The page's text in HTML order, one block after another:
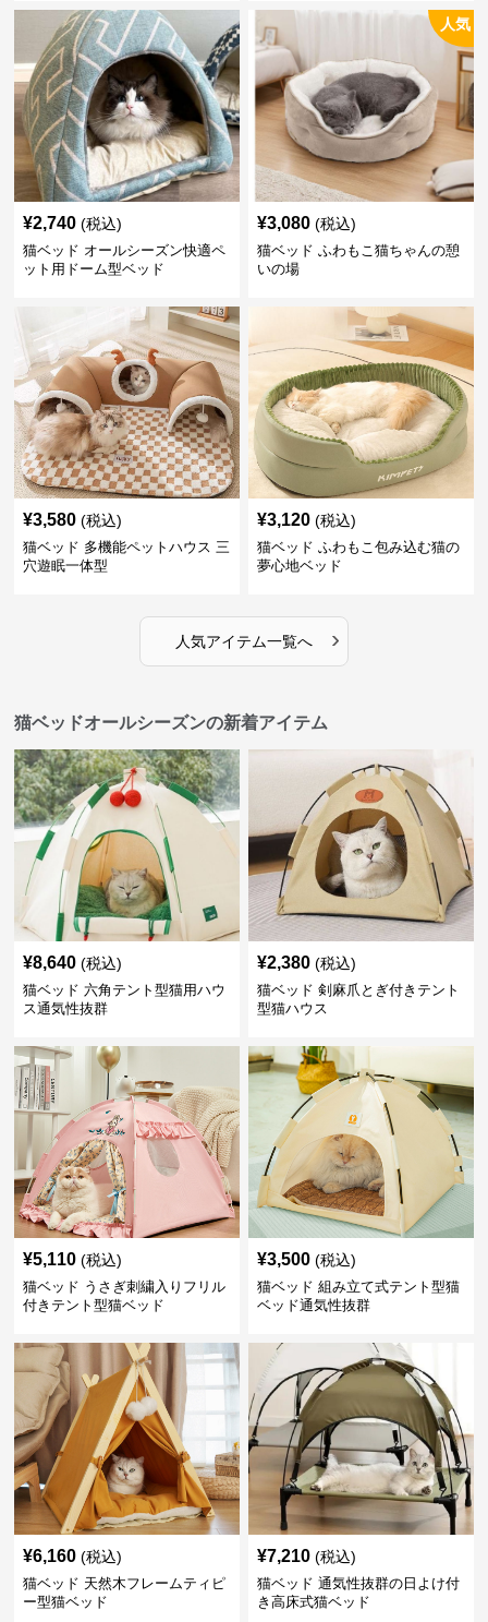
¥2,740 (税込)
猫ベッド オールシーズン快適ペ
ット用ドーム型ベッド
人気
¥3,080 (税込)
猫ベッド ふわもこ猫ちゃんの憩
いの場
¥3,580 (税込)
猫ベッド 多機能ペットハウス 三
穴遊眠一体型
¥3,120 (税込)
猫ベッド ふわもこ包み込む猫の
夢心地ベッド
人気アイテム一覧へ ›
猫ベッドオールシーズンの新着アイテム
¥8,640 (税込)
猫ベッド 六角テント型猫用ハウ
ス通気性抜群
¥2,380 (税込)
猫ベッド 剣麻爪とぎ付きテント
型猫ハウス
¥5,110 (税込)
猫ベッド うさぎ刺繍入りフリル
付きテント型猫ベッド
¥3,500 (税込)
猫ベッド 組み立て式テント型猫
ベッド通気性抜群
¥6,160 (税込)
猫ベッド 天然木フレームティピ
ー型猫ベッド
¥7,210 (税込)
猫ベッド 通気性抜群の日よけ付
き高床式猫ベッド